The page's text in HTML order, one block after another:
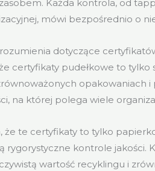
Każda kontrola, od
mówi bezpośrednio o
dotyczące
certyfikaty pudełkowe to
opakowaniach
na której polega wiele
że te certyfikaty to tylko
rygorystyczne kontrole
wartość recyklingu i